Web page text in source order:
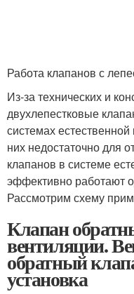
Работа клапанов с
Из-за технических и
двухлепестковые
системах
них недостаточно для
клапанов в системе
эффективно работают
Рассмотрим схему
Клапан
вентиляции.
обратный
установка